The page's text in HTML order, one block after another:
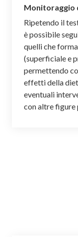
Monitoraggio
Ripetendo il
è possibile
quelli che
(superficiale e
permettendo
effetti della
eventuali
con altre figure